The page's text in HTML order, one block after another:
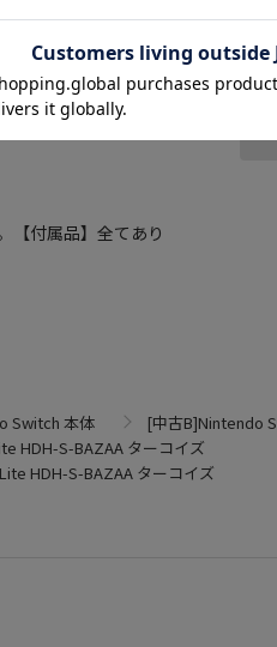
【付属品】全てあり
Switch 本体
[中古B]Nintendo
HDH-S-BAZAA ターコイズ
HDH-S-BAZAA ターコイズ